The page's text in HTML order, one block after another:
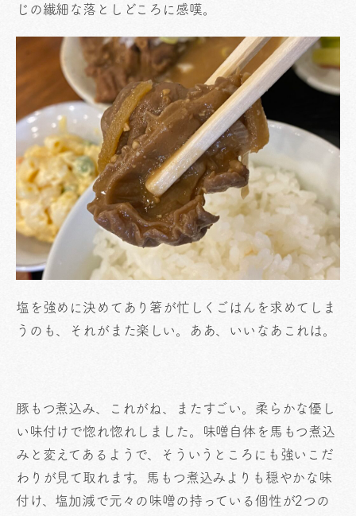
じの繊細な落としどころに感嘆。
塩を強めに決めてあり箸が忙しくごはんを求めてしま
うのも、それがまた楽しい。ああ、いいなあこれは。
豚もつ煮込み、これがね、またすごい。柔らかな優し
い味付けで惚れ惚れしました。味噌自体を馬もつ煮込
みと変えてあるようで、そういうところにも強いこだ
わりが見て取れます。馬もつ煮込みよりも穏やかな味
付け、塩加減で元々の味噌の持っている個性が2つの